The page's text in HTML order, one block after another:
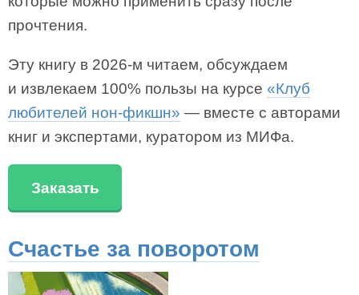
прочтения.
Эту книгу в 2026-м читаем, обсуждаем
и извлекаем 100% пользы на курсе «Клуб
любителей нон-фикшн» — вместе с авторами
книг и экспертами, куратором из МИФа.
Заказать
Счастье за поворотом